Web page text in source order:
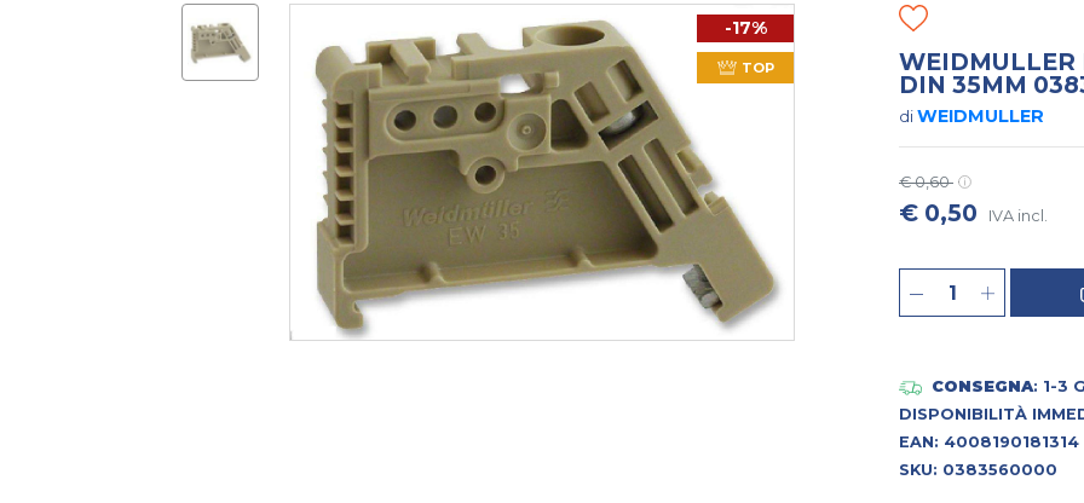
-17%
TOP WEIDMULLER
DIN 35MM
di WEIDMULLER
€ 0,60
€ 0,50 IVA incl.
CONSEGNA: 1-3
DISPONIBILITÀ
EAN: 4008190181314
SKU: 0383560000